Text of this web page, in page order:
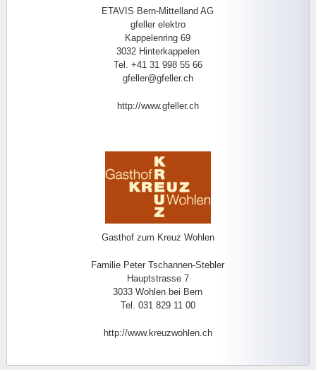
ETAVIS Bern-Mittelland AG
gfeller elektro
Kappelenring 69
3032 Hinterkappelen
Tel. +41 31 998 55 66
gfeller@gfeller.ch
http://www.gfeller.ch
Gasthof zum Kreuz Wohlen
Familie Peter Tschannen-Stebler
Hauptstrasse 7
3033 Wohlen bei Bern
Tel. 031 829 11 00
http://www.kreuzwohlen.ch